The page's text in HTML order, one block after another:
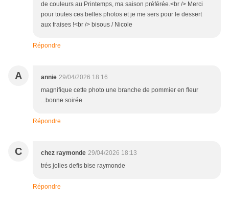
de couleurs au Printemps, ma saison préférée.<br /> Merci
pour toutes ces belles photos et je me sers pour le dessert
aux fraises !<br /> bisous / Nicole
Répondre
A annie 29/04/2026 18:16
magnifique cette photo une branche de pommier en fleur
...bonne soirée
Répondre
C chez raymonde 29/04/2026 18:13
trés jolies defis bise raymonde
Répondre